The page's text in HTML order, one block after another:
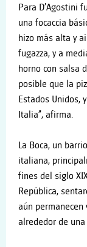
Para D’Agostini
una focaccia
hizo más alta y
fugazza, y a
horno con salsa
posible que la
Estados Unidos,
Italia”, afirma.
La Boca, un
italiana,
fines del siglo
República,
aún permanecen
alrededor de